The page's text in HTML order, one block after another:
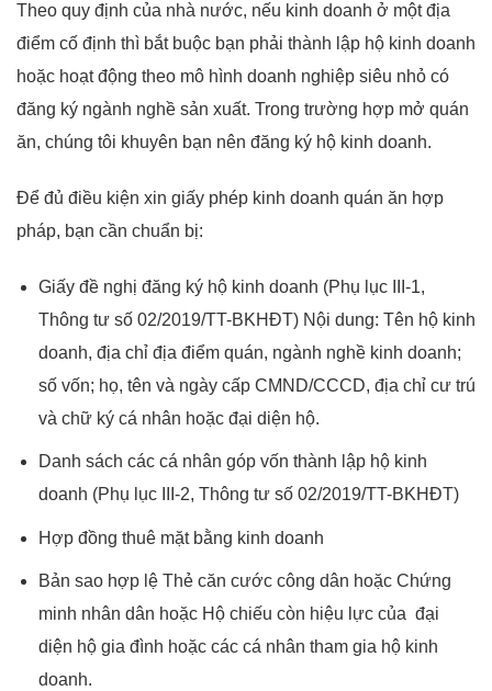
Theo quy định của nhà nước, nếu kinh doanh ở một địa
điểm cố định thì bắt buộc bạn phải thành lập hộ kinh doanh
hoặc hoạt động theo mô hình doanh nghiệp siêu nhỏ có
đăng ký ngành nghề sản xuất. Trong trường hợp mở quán
ăn, chúng tôi khuyên bạn nên đăng ký hộ kinh doanh.
Để đủ điều kiện xin giấy phép kinh doanh quán ăn hợp
pháp, bạn cần chuẩn bị:
Giấy đề nghị đăng ký hộ kinh doanh (Phụ lục III-1,
Thông tư số 02/2019/TT-BKHĐT) Nội dung: Tên hộ kinh
doanh, địa chỉ địa điểm quán, ngành nghề kinh doanh;
số vốn; họ, tên và ngày cấp CMND/CCCD, địa chỉ cư trú
và chữ ký cá nhân hoặc đại diện hộ.
Danh sách các cá nhân góp vốn thành lập hộ kinh
doanh (Phụ lục III-2, Thông tư số 02/2019/TT-BKHĐT)
Hợp đồng thuê mặt bằng kinh doanh
Bản sao hợp lệ Thẻ căn cước công dân hoặc Chứng
minh nhân dân hoặc Hộ chiếu còn hiệu lực của đại
diện hộ gia đình hoặc các cá nhân tham gia hộ kinh
doanh.